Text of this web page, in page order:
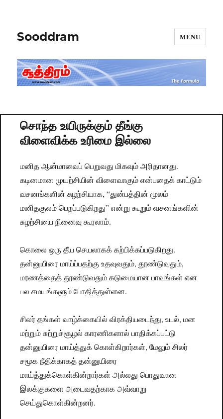
Sooddram MENU
சொந்த உயிருக்கும் தீங்கு
விளைவிக்க உரிமை இல்லை
மனித ஆன்மாவைப் பெறுவது மிகவும் அரிதானது.
கடினமான முயற்சியின் விளைவாகும் என்பதைக் காட்டும்
வசனங்களின் சுழற்சியாக, “துன்பத்தின் மூலம்
மனிதகுலம் பெறப்படுகிறது” என்று கூறும் வசனங்களின்
சுழற்சியை நினைவு கூரலாம்.
கொலை ஒரு தீய செயலாகக் கற்பிக்கப்படுகிறது.
தன்னுயிரை மாய்ப்பதற்கு உதவுவதும், தூண்டுவதும்,
மரணத்தைத் தூண்டுவதும் கடுமையான பாவங்கள் என
பல சமயங்களும் போதித்துள்ளன.
சிலர் தங்கள் வாழ்க்கையில் விரக்தியடைந்து, உடல், மன
மற்றும் சுற்றுச்சூழல் காரணிகளால் பாதிக்கப்பட்டு
தன்னுயிரை மாய்த்துக் கொள்கிறார்கள், மேலும் சிலர்
சமூக நீதிக்காகத் தன்னுயிரை
மாய்த்துக்கொள்கின்றார்கள் அல்லது பொதுவான
இலக்குகளை அடைவதற்காக அவ்வாறு
செய்துகொள்கின்றனர்.